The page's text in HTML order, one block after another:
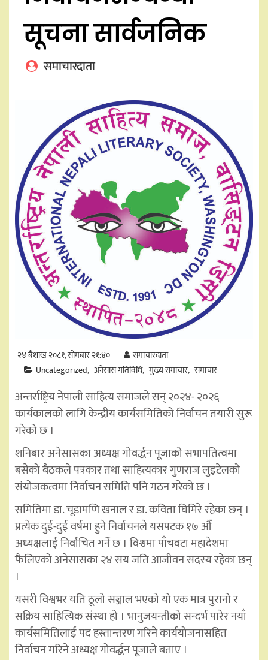
सूचना सार्वजनिक
समाचारदाता
२४ बैशाख २०८१, सोमबार २१:४०
समाचारदाता
Uncategorized अनेसास गतिविधि मुख्य समाचार समाचार
अन्तर्राष्ट्रिय नेपाली साहित्य समाजले सन् २०२४- २०२६
कार्यकालको लागि केन्द्रीय कार्यसमितिको निर्वाचन तयारी सुरू
गरेको छ ।
शनिबार अनेसासका अध्यक्ष गोवर्द्धन पूजाको सभापतित्वमा
बसेको बैठकले पत्रकार तथा साहित्यकार गुणराज लुइटेलको
संयोजकत्वमा निर्वाचन समिति पनि गठन गरेको छ ।
समितिमा डा. चूडामणि खनाल र डा. कविता घिमिरे रहेका छन् ।
प्रत्येक दुई-दुई वर्षमा हुने निर्वाचनले यसपटक १७ औँ
अध्यक्षलाई निर्वाचित गर्ने छ । विश्वमा पाँचवटा महादेशमा
फैलिएको अनेसासका २४ सय जति आजीवन सदस्य रहेका छन्
।
यसरी विश्वभर यति ठूलो सञ्जाल भएको यो एक मात्र पुरानो र
सक्रिय साहित्यिक संस्था हो । भानुजयन्तीको सन्दर्भ पारेर नयाँ
कार्यसमितिलाई पद हस्तान्तरण गरिने कार्ययोजनासहित
निर्वाचन गरिने अध्यक्ष गोवर्द्धन पूजाले बताए ।